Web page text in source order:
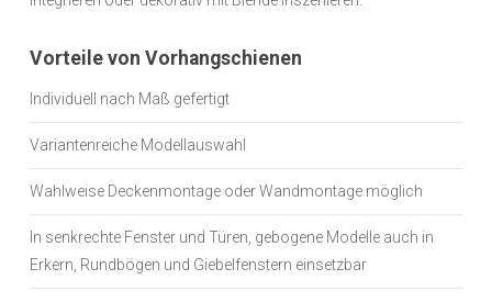
Vorteile von Vorhangschienen
Individuell nach Maß gefertigt
Variantenreiche Modellauswahl
Wahlweise Deckenmontage oder Wandmontage möglich
In senkrechte Fenster und Türen, gebogene Modelle auch in
Erkern, Rundbögen und Giebelfenstern einsetzbar